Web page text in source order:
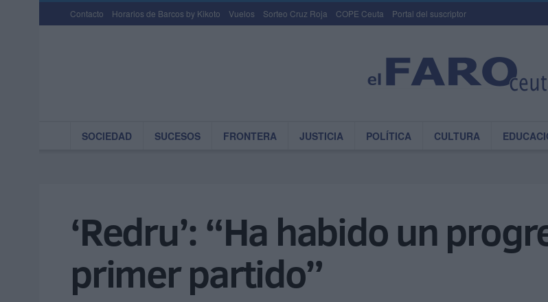
Contacto Horarios de Barcos by Kikoto Vuelos Sorteo Cruz Roja COPE Ceuta Portal del suscriptor
SOCIEDAD SUCESOS FRONTERA JUSTICIA POLÍTICA CULTURA
‘Redru’: “Ha habido un
primer partido”